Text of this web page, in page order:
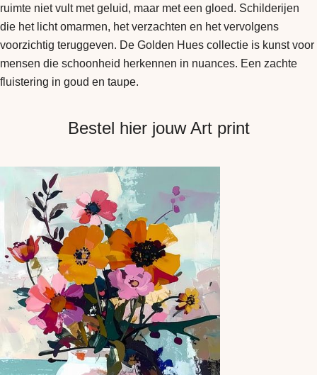
ruimte niet vult met geluid, maar met een gloed. Schilderijen
die het licht omarmen, het verzachten en het vervolgens
voorzichtig teruggeven. De Golden Hues collectie is kunst voor
mensen die schoonheid herkennen in nuances. Een zachte
fluistering in goud en taupe.
Bestel hier jouw Art print